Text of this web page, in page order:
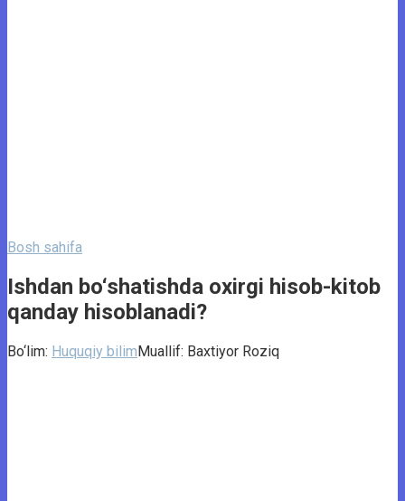
Bosh sahifa
Ishdan bo‘shatishda oxirgi hisob-kitob
qanday hisoblanadi?
Bo‘lim: Huquqiy bilimMuallif: Baxtiyor Roziq